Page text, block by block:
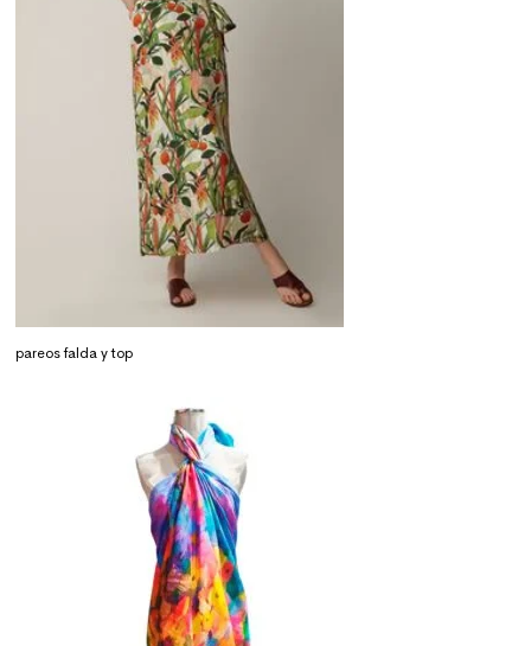
pareos falda y top